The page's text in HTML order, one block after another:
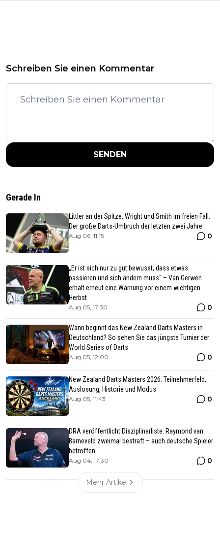
Schreiben Sie einen Kommentar
SENDEN
Gerade In
Littler an der Spitze, Wright und Smith im freien Fall:
Der große Darts-Umbruch der letzten zwei Jahre
Aug 06, 11:15 0
„Er ist sich nur zu gut bewusst, dass etwas
passieren und sich ändern muss“ – Van Gerwen
erhält erneut eine Warnung vor einem wichtigen
Herbst
Aug 05, 17:30 0
Wann beginnt das New Zealand Darts Masters in
Deutschland? So sehen Sie das jüngste Turnier der
World Series of Darts
Aug 05, 12:00 0
New Zealand Darts Masters 2026: Teilnehmerfeld,
Auslosung, Historie und Modus
Aug 05, 11:43 0
DRA veröffentlicht Disziplinarliste: Raymond van
Barneveld zweimal bestraft – auch deutsche Spieler
betroffen
Aug 04, 17:30 0
Mehr Artikel